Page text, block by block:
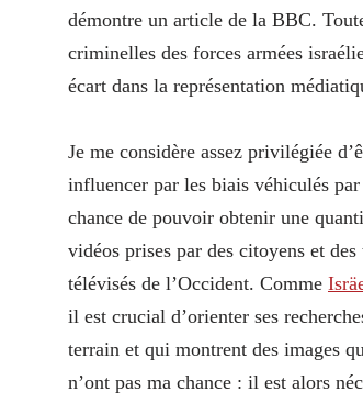
démontre un article de la BBC.
criminelles des forces armées
écart dans la représentation
Je me considère assez privilégiée
influencer par les biais véhiculés
chance de pouvoir obtenir une
vidéos prises par des citoyens et
télévisés de l’Occident. Comme
il est crucial d’orienter ses
terrain et qui montrent des images
n’ont pas ma chance : il est alors